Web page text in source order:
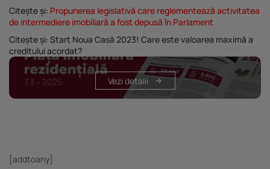
Citește și: Propunerea legislativă care reglementează activitatea
de intermediere imobiliară a fost depusă în Parlament
Citește și: Start Noua Casă 2023! Care este valoarea maximă a
creditului acordat?
Vezi detalii
[addtoany]